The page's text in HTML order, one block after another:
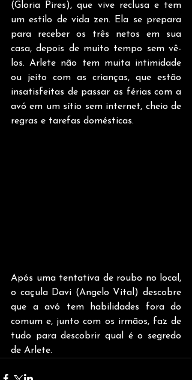
(Gloria Pires), que vive reclusa e tem
um estilo de vida zen. Ela se prepara
para receber os três netos em sua
casa, depois de muito tempo sem vê-
los. Arlete não tem muita intimidade
ou jeito com as crianças, que estão
insatisfeitas de passar as férias com a
avó em um sítio sem internet, cheio de
regras e tarefas domésticas.
Após uma tentativa de roubo no local,
o caçula Davi (Angelo Vital) descobre
que a avó tem habilidades fora do
comum e, junto com os irmãos, faz de
tudo para descobrir qual é o segredo
de Arlete.